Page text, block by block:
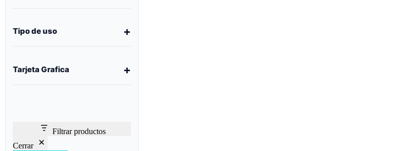
Tipo de uso
Tarjeta Grafica
Filtrar productos
Cerrar